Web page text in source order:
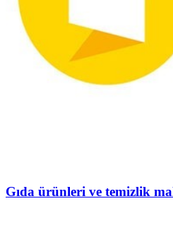
Gıda ürünleri ve temizlik